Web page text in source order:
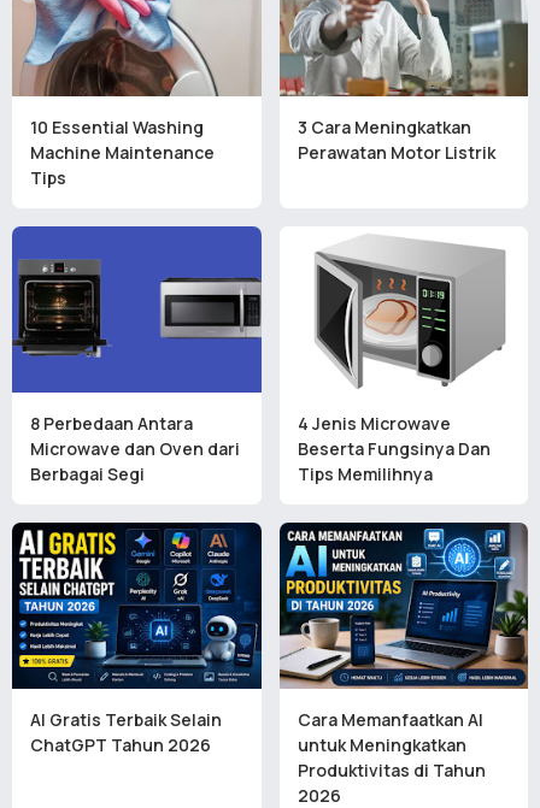
10 Essential Washing
Machine Maintenance
Tips
3 Cara Meningkatkan
Perawatan Motor Listrik
8 Perbedaan Antara
Microwave dan Oven dari
Berbagai Segi
4 Jenis Microwave
Beserta Fungsinya Dan
Tips Memilihnya
AI Gratis Terbaik Selain
ChatGPT Tahun 2026
Cara Memanfaatkan AI
untuk Meningkatkan
Produktivitas di Tahun
2026